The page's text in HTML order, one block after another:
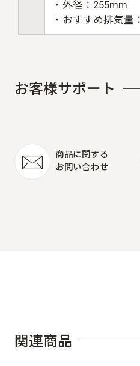
・外径：255mm
・おすすめ排気量
お客様サポー ト
商品に関する
お問い合わせ
関連商品